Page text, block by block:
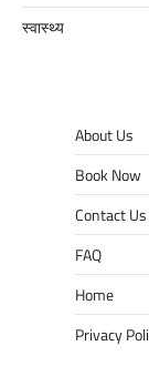
स्वास्थ्य
About Us
Book Now
Contact Us
FAQ
Home
Privacy